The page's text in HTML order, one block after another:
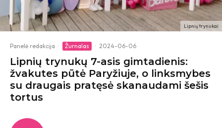
Lipnių trynukai
Panelė redakcija · Žurnalas · 2024-06-06
Lipnių trynukų 7-asis gimtadienis:
žvakutes pūtė Paryžiuje, o linksmybes
su draugais pratęsė skanaudami šešis
tortus